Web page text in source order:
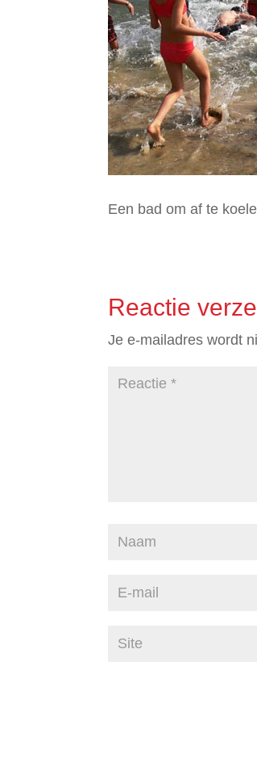
Een bad om af te
Reactie
Je e-mailadres wordt